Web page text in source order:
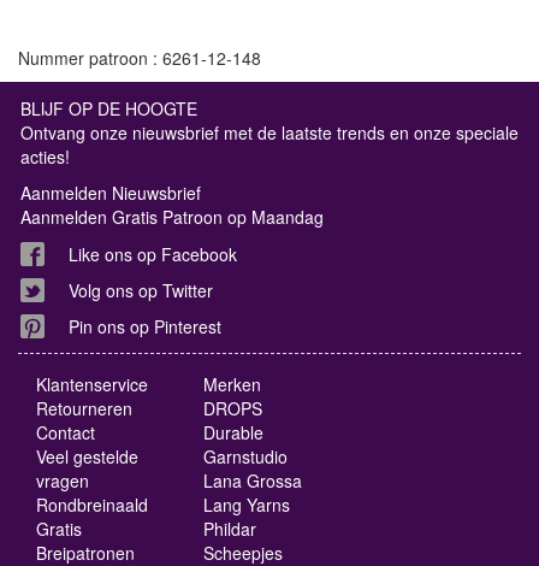
Nummer patroon : 6261-12-148
BLIJF OP DE HOOGTE
Ontvang onze nieuwsbrief met de laatste trends en onze speciale
acties!
Aanmelden Nieuwsbrief
Aanmelden Gratis Patroon op Maandag
Like ons op Facebook
Volg ons op Twitter
Pin ons op Pinterest
Klantenservice
Retourneren
Contact
Veel gestelde
vragen
Rondbreinaald
Gratis
Breipatronen
Merken
DROPS
Durable
Garnstudio
Lana Grossa
Lang Yarns
Phildar
Scheepjes